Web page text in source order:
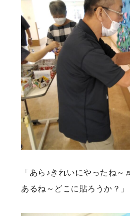
「あら♪きれいにやったね
あるね～どこに貼ろうか？」